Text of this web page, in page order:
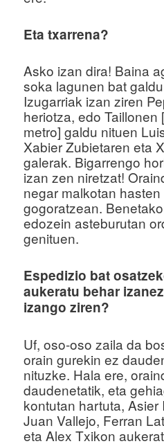
Eta txarrena?
Asko izan dira! Baina
soka lagunen bat
Izugarriak izan ziren
heriotza, edo Taillonen
metro] galdu nituen
Xabier Zubietaren eta
galerak. Bigarrengo
izan zen niretzat!
negar malkotan
gogoratzean.
edozein asteburutan
genituen.
Espedizio bat
aukeratu behar
izango ziren?
Uf, oso-oso zaila da
orain gurekin ez
nituzke. Hala ere,
daudenetatik, eta
kontutan hartuta,
Juan Vallejo, Ferran
eta Alex Txikon